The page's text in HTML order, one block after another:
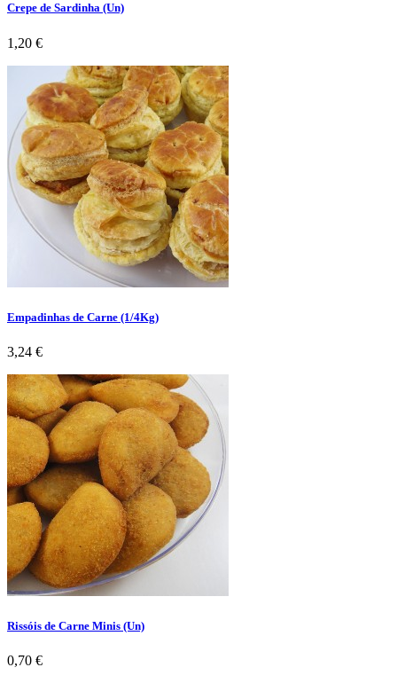
Crepe de Sardinha (Un)
Preço
1,20 €
Empadinhas de Carne (1/4Kg)
Preço
3,24 €
Rissóis de Carne Minis (Un)
Preço
0,70 €